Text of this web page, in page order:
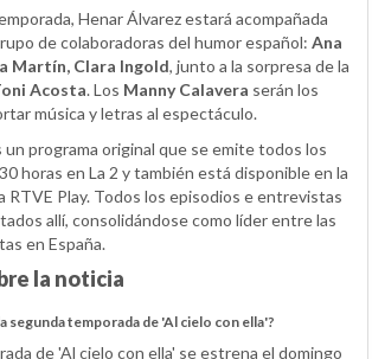
Henar Álvarez estará acompañada
de colaboradoras del humor español: Ana
Martín, Clara Ingold, junto a la sorpresa de la
Acosta. Los Manny Calavera serán los
música y letras al espectáculo.
un programa original que se emite todos los
horas en La 2 y también está disponible en la
Play. Todos los episodios e entrevistas
allí, consolidándose como líder entre las
en España.
la noticia
segunda temporada de 'Al cielo con ella'?
de 'Al cielo con ella' se estrena el domingo